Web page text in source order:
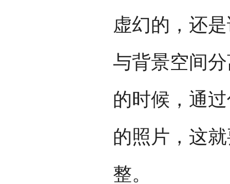
虚幻的，还
与背景空间
的时候，通
的照片，这
整。